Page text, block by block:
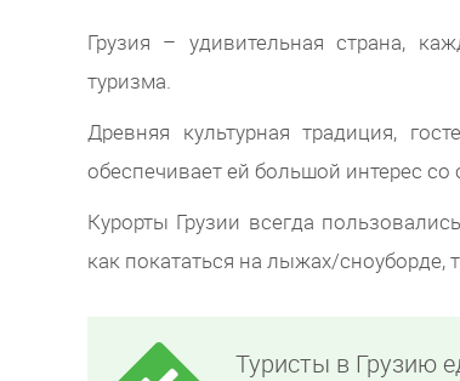
Грузия – удивительная страна,
туризма.
Древняя культурная традиция,
обеспечивает ей большой интерес
Курорты Грузии всегда
как покататься на лыжах/сноуборде,
Туристы в Грузию